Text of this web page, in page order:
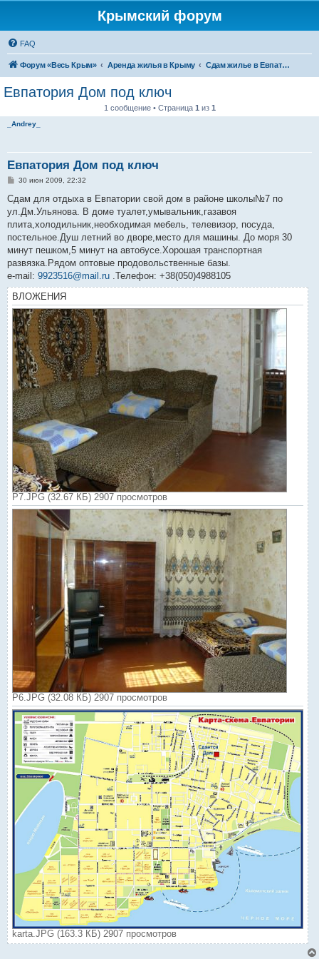
Крымский форум
FAQ
Форум «Весь Крым» Аренда жилья в Крыму Сдам жилье в Евпатории, Саках
Евпатория Дом под ключ
1 сообщение • Страница 1 из 1
_Andrey_
Евпатория Дом под ключ
С
о
б
щ
е
и
е
30 июн 2009, 22:32
Сдам для отдыха в Евпатории свой дом в районе школы№7 по
ул.Дм.Ульянова. В доме туалет,умывальник,газавоя
плита,холодильник,необходимая мебель, телевизор, посуда,
постельное.Душ летний во дворе,место для машины. До моря 30
минут пешком,5 минут на автобусе.Хорошая транспортная
развязка.Рядом оптовые продовольственные базы.
e-mail: 9923516@mail.ru .Телефон: +38(050)4988105
ВЛОЖЕНИЯ
P7.JPG (32.67 КБ) 2907 просмотров
P6.JPG (32.08 КБ) 2907 просмотров
karta.JPG (163.3 КБ) 2907 просмотров